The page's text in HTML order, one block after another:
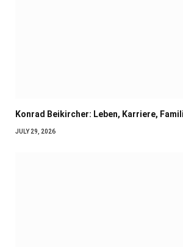
Konrad Beikircher: Leben, Karriere,
JULY 29, 2026